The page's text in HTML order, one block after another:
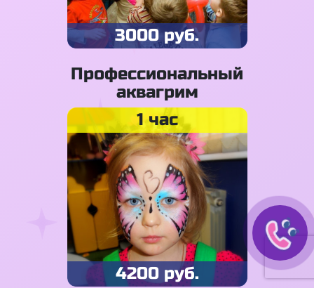
3000 руб.
Профессиональный
аквагрим
1 час
4200 руб.